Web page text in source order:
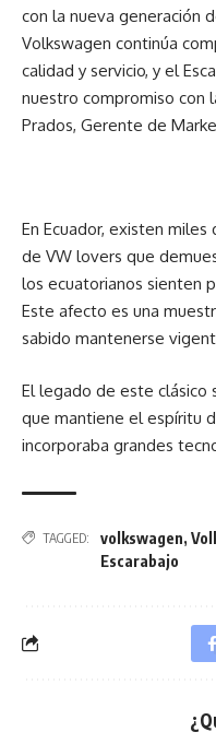
con la nueva generación
Volkswagen continúa
calidad y servicio, y el
nuestro compromiso con
Prados, Gerente de
En Ecuador, existen miles
de VW lovers que
los ecuatorianos sienten
Este afecto es una
sabido mantenerse
El legado de este clásico
que mantiene el espíritu
incorporaba grandes
TAGGED: volkswagen,
Escarabajo